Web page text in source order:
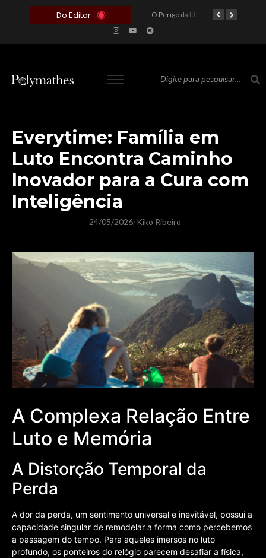
Do Editor
O Voto como Moeda: Clientelismo e o Analfabetismo Funcional Político no Brasil O Perigo da Ideologia Desenfreada na Justiça: Quando a Pauta Política Substitui a Pena Criminal
Everytime: Família em
Luto Encontra Caminho
Inovador para a Cura com
Inteligência
24/05/2026/ Kiko Ribeiro
A Complexa Relação Entre
Luto e Memória
A Distorção Temporal da
Perda
A dor da perda, um sentimento universal e inevitável, possui a
capacidade singular de remodelar a forma como percebemos
a passagem do tempo. Para aqueles imersos no luto
profundo, os ponteiros do relógio parecem desafiar a física,